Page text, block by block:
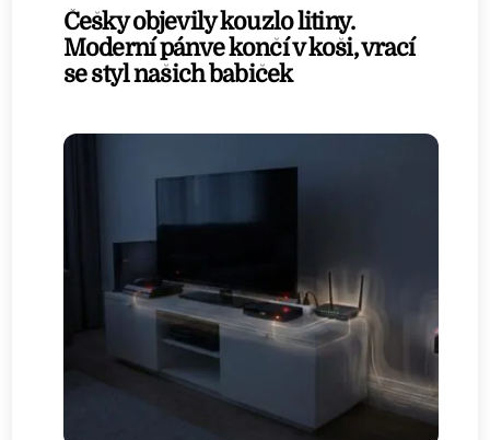
Češky objevily kouzlo litiny.
Moderní pánve končí v koši, vrací
se styl našich babiček